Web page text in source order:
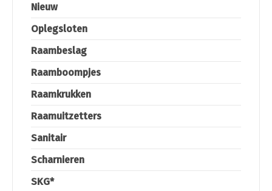
Nieuw
Oplegsloten
Raambeslag
Raamboompjes
Raamkrukken
Raamuitzetters
Sanitair
Scharnieren
SKG*